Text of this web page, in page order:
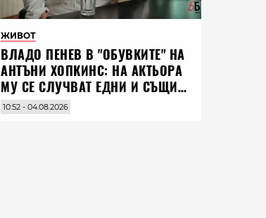
ЖИВОТ
ВЛАДO ПЕНЕВ В "ОБУВКИТЕ" НА
АНТЪНИ ХОПКИНС: НА АКТЬОРА
МУ СЕ СЛУЧВАТ ЕДНИ И СЪЩИ
НЕЩА ПО ЦЕЛИЯ СВЯТ
10:52 - 04.08.2026